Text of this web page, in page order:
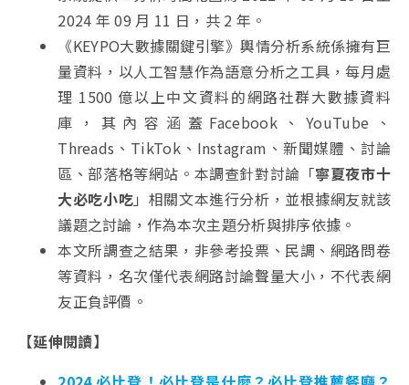
2024 年 09 月 11 日，共 2 年。
《KEYPO大數據關鍵引擎》輿情分析系統係擁有巨
量資料，以人工智慧作為語意分析之工具，每月處
理 1500 億以上中文資料的網路社群大數據資料
庫，其內容涵蓋Facebook、YouTube、
Threads、TikTok、Instagram、新聞媒體、討論
區、部落格等網站。本調查針對討論「寧夏夜市十
大必吃小吃」相關文本進行分析，並根據網友就該
議題之討論，作為本次主題分析與排序依據。
本文所調查之結果，非參考投票、民調、網路問卷
等資料，名次僅代表網路討論聲量大小，不代表網
友正負評價。
【延伸閱讀】